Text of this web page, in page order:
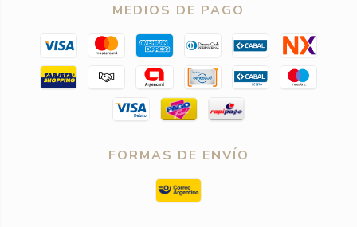
MEDIOS DE PAGO
FORMAS DE ENVÍO